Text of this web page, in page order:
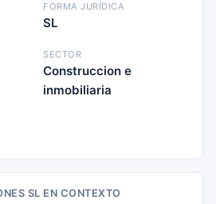
FORMA JURÍDICA
SL
SECTOR
Construccion e
inmobiliaria
SL EN CONTEXTO